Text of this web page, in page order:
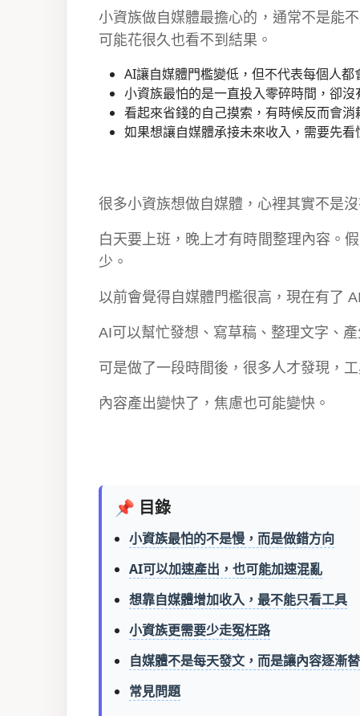
小資族做自媒體最擔心的，通常不是能
可能花很久也看不到結果。
AI讓自媒體門檻變低，但不代表每個人都
小資族最怕的是一直投入零碎時間，卻沒
看起來省錢的自己摸索，有時候反而會消
如果想讓自媒體承接未來收入，需要先看
很多小資族想做自媒體，心裡其實不是
白天要上班，晚上才有時間整理內容。
少。
以前會覺得自媒體門檻很高，現在有了
AI可以幫忙發想、寫草稿、整理文字、
可是做了一段時間後，很多人才發現，
內容產出變快了，焦慮也可能變快。
📌 目錄
小資族最怕的不是慢，而是做錯方向
AI可以加速產出，也可能加速混亂
想靠自媒體增加收入，最不能只看工具
小資族更需要少走冤枉路
自媒體不是每天發文，而是讓內容逐漸
常見問題